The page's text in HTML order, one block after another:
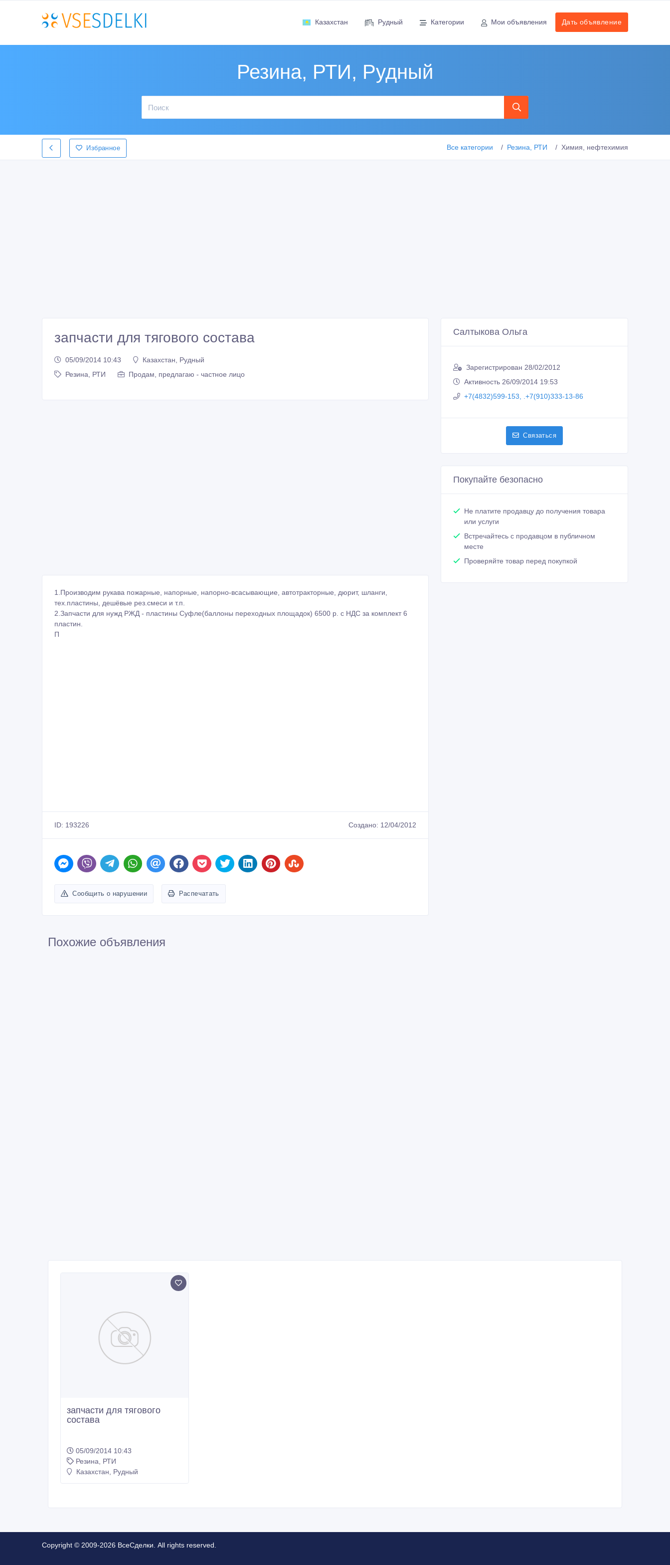
Казахстан Рудный Категории Мои объявления Дать объявление
Резина, РТИ, Рудный
Избранное Все категории Резина, РТИ Химия, нефтехимия
запчасти для тягового состава
05/09/2014 10:43
Казахстан, Рудный
Резина, РТИ
Продам, предлагаю - частное лицо
1.Производим рукава пожарные, напорные, напорно-всасывающие, автотракторные, дюрит, шланги,
тех.пластины, дешёвые рез.смеси и т.п.
2.Запчасти для нужд РЖД - пластины Суфле(баллоны переходных площадок) 6500 р. с НДС за комплект 6
пластин.
П
ID: 193226 Создано: 12/04/2012
Сообщить о нарушении Распечатать
Салтыкова Ольга
Зарегистрирован 28/02/2012
Активность 26/09/2014 19:53
+7(4832)599-153, .+7(910)333-13-86
Связаться
Покупайте безопасно
Не платите продавцу до получения товара
или услуги
Встречайтесь с продавцом в публичном
месте
Проверяйте товар перед покупкой
Похожие объявления
запчасти для тягового
состава
05/09/2014 10:43
Резина, РТИ
Казахстан, Рудный
Copyright © 2009-2026 ВсеСделки. All rights reserved.